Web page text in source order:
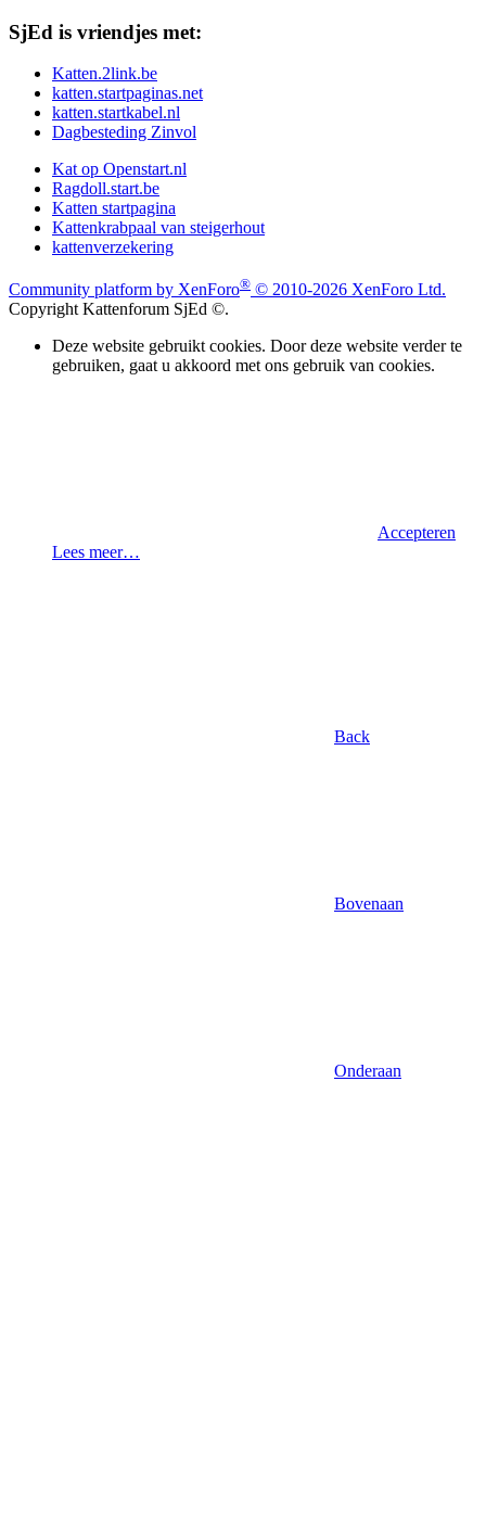
SjEd is vriendjes met:
Katten.2link.be
katten.startpaginas.net
katten.startkabel.nl
Dagbesteding Zinvol
Kat op Openstart.nl
Ragdoll.start.be
Katten startpagina
Kattenkrabpaal van steigerhout
kattenverzekering
Community platform by XenForo® © 2010-2026 XenForo Ltd.
Copyright Kattenforum SjEd ©.
Deze website gebruikt cookies. Door deze website verder te
gebruiken, gaat u akkoord met ons gebruik van cookies.
Accepteren
Lees meer…
Back
Bovenaan
Onderaan